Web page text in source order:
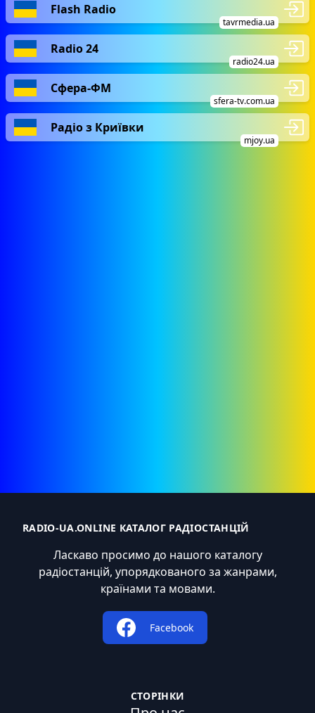
Flash Radio
tavrmedia.ua
Radio 24
radio24.ua
Сфера-ФМ
sfera-tv.com.ua
Радіо з Криївки
mjoy.ua
RADIO-UA.ONLINE КАТАЛОГ РАДІОСТАНЦІЙ
Ласкаво просимо до нашого каталогу
радіостанцій, упорядкованого за жанрами,
країнами та мовами.
Facebook
СТОРІНКИ